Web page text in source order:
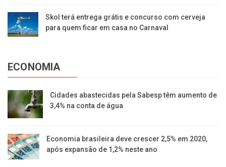
Skol terá entrega grátis e concurso com cerveja
para quem ficar em casa no Carnaval
ECONOMIA
Cidades abastecidas pela Sabesp têm aumento de
3,4% na conta de água
Economia brasileira deve crescer 2,5% em 2020,
após expansão de 1,2% neste ano